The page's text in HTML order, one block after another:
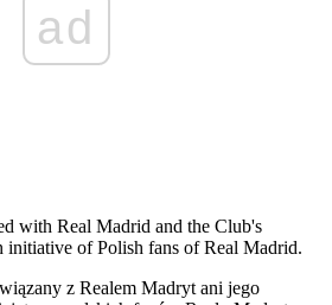
ad
with Real Madrid and the Club's
initiative of Polish fans of Real Madrid.
z Realem Madryt ani jego